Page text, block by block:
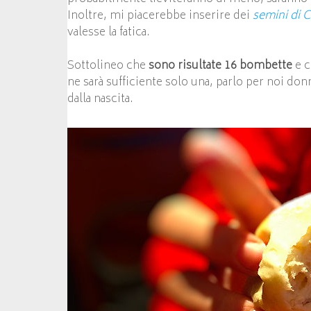
Inoltre, mi piacerebbe inserire dei semini di
valesse la fatica.
Sottolineo chesono risultate 16 bombettee
ne sarà sufficiente solo una, parlo per noi
dalla nascita.